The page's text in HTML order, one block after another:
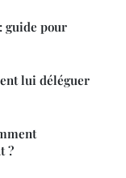
guide pour
lui déléguer
?